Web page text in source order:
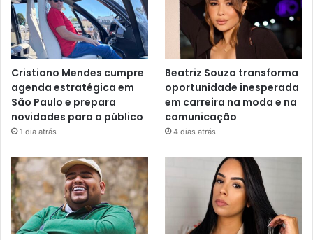
Cristiano Mendes cumpre
agenda estratégica em
São Paulo e prepara
novidades para o público
1 dia atrás
Beatriz Souza transforma
oportunidade inesperada
em carreira na moda e na
comunicação
4 dias atrás